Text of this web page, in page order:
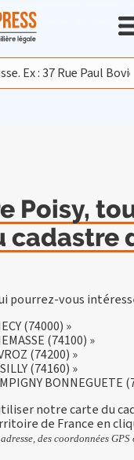
navigation sur ce site,
provenant de Google
Poisy,
cadastre
pourrez-vous
(74000) »
(74100) »
(74200) »
(74160) »
BONNEGUETE
notre carte du
de France en
des coordonnées